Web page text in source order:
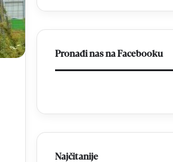
Pronađi nas na Facebooku
Najčitanije